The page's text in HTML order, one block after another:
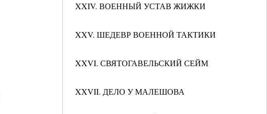
XXIV. ВОЕННЫЙ УСТАВ ЖИЖКИ
XXV. ШЕДЕВР ВОЕННОЙ ТАКТИКИ
XXVI. СВЯТОГАВЕЛЬСКИЙ СЕЙМ
XXVII. ДЕЛО У МАЛЕШОВА